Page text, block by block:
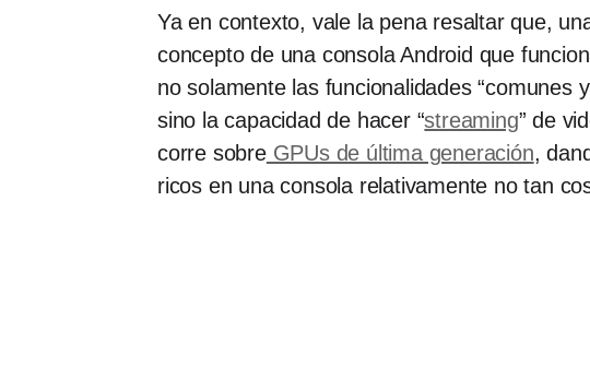
Ya en contexto, vale la pena resaltar que,
concepto de una consola Android que
no solamente las funcionalidades “comunes
sino la capacidad de hacer “streaming” de
corre sobreGPUs de última generación,
ricos en una consola relativamente no tan